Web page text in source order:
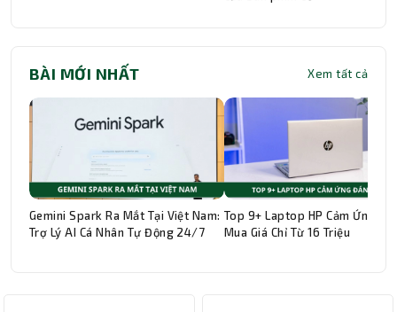
BÀI MỚI NHẤT Xem tất cả
Gemini Spark Ra Mắt Tại Việt Nam:
Trợ Lý AI Cá Nhân Tự Động 24/7
Top 9+ Laptop HP Cảm Ứng
Mua Giá Chỉ Từ 16 Triệu